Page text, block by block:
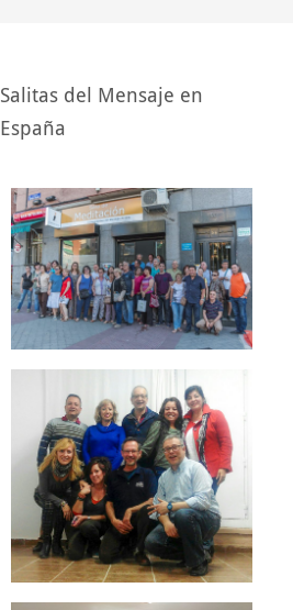
Salitas del Mensaje en
España